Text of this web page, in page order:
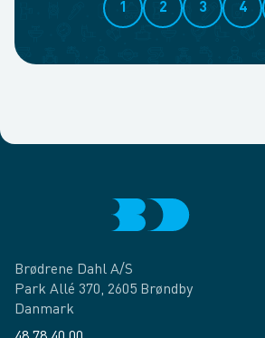
1 2 3 4
Brødrene Dahl A/S
Park Allé 370, 2605 Brøndby
Danmark